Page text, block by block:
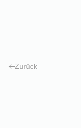
Zurück